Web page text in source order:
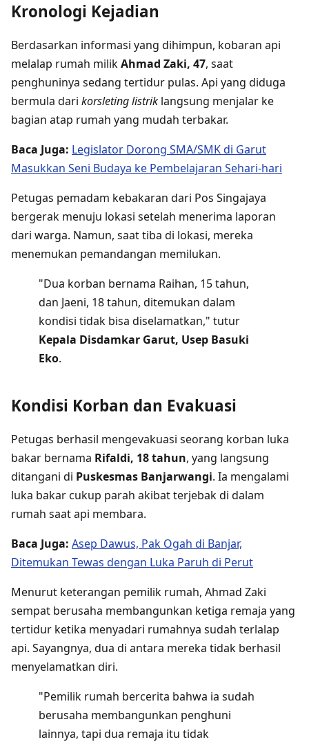
Kronologi Kejadian
Berdasarkan informasi yang dihimpun, kobaran api
melalap rumah milikAhmad Zaki, 47, saat
penghuninya sedang tertidur pulas. Api yang diduga
bermula dari korsleting listrik langsung menjalar ke
bagian atap rumah yang mudah terbakar.
Baca Juga: Legislator Dorong SMA/SMK di Garut
Masukkan Seni Budaya ke Pembelajaran Sehari-hari
Petugas pemadam kebakaran dari Pos Singajaya
bergerak menuju lokasi setelah menerima laporan
dari warga. Namun, saat tiba di lokasi, mereka
menemukan pemandangan memilukan.
"Dua korban bernama Raihan, 15 tahun,
dan Jaeni, 18 tahun, ditemukan dalam
kondisi tidak bisa diselamatkan," tutur
Kepala Disdamkar Garut, Usep Basuki
Eko.
Kondisi Korban dan Evakuasi
Petugas berhasil mengevakuasi seorang korban luka
bakar bernama Rifaldi, 18 tahun, yang langsung
ditangani di Puskesmas Banjarwangi. Ia mengalami
luka bakar cukup parah akibat terjebak di dalam
rumah saat api membara.
Baca Juga: Asep Dawus, Pak Ogah di Banjar,
Ditemukan Tewas dengan Luka Paruh di Perut
Menurut keterangan pemilik rumah, Ahmad Zaki
sempat berusaha membangunkan ketiga remaja yang
tertidur ketika menyadari rumahnya sudah terlalap
api. Sayangnya, dua di antara mereka tidak berhasil
menyelamatkan diri.
"Pemilik rumah bercerita bahwa ia sudah
berusaha membangunkan penghuni
lainnya, tapi dua remaja itu tidak